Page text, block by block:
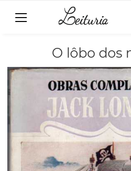
O lôbo dos